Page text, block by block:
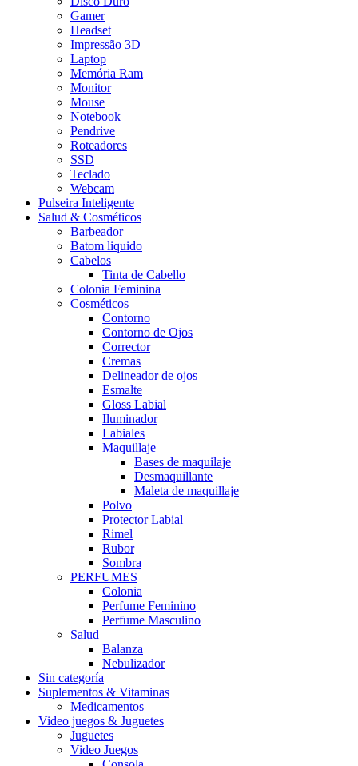
Gamer
Headset
Impressão 3D
Laptop
Memória Ram
Monitor
Mouse
Notebook
Pendrive
Roteadores
SSD
Teclado
Webcam
Pulseira Inteligente
Salud & Cosméticos
Barbeador
Batom liquido
Cabelos
Tinta de Cabello
Colonia Feminina
Cosméticos
Contorno
Contorno de Ojos
Corrector
Cremas
Delineador de ojos
Esmalte
Gloss Labial
Iluminador
Labiales
Maquillaje
Bases de maquilaje
Desmaquillante
Maleta de maquillaje
Polvo
Protector Labial
Rimel
Rubor
Sombra
PERFUMES
Colonia
Perfume Feminino
Perfume Masculino
Salud
Balanza
Nebulizador
Sin categoría
Suplementos & Vitaminas
Medicamentos
Video juegos & Juguetes
Juguetes
Video Juegos